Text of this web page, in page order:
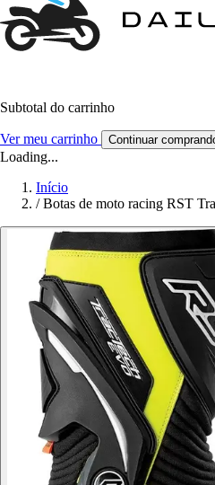
Subtotal do carrinho
Ver meu carrinho Continuar
Loading...
Início
/ Botas de moto racing RST